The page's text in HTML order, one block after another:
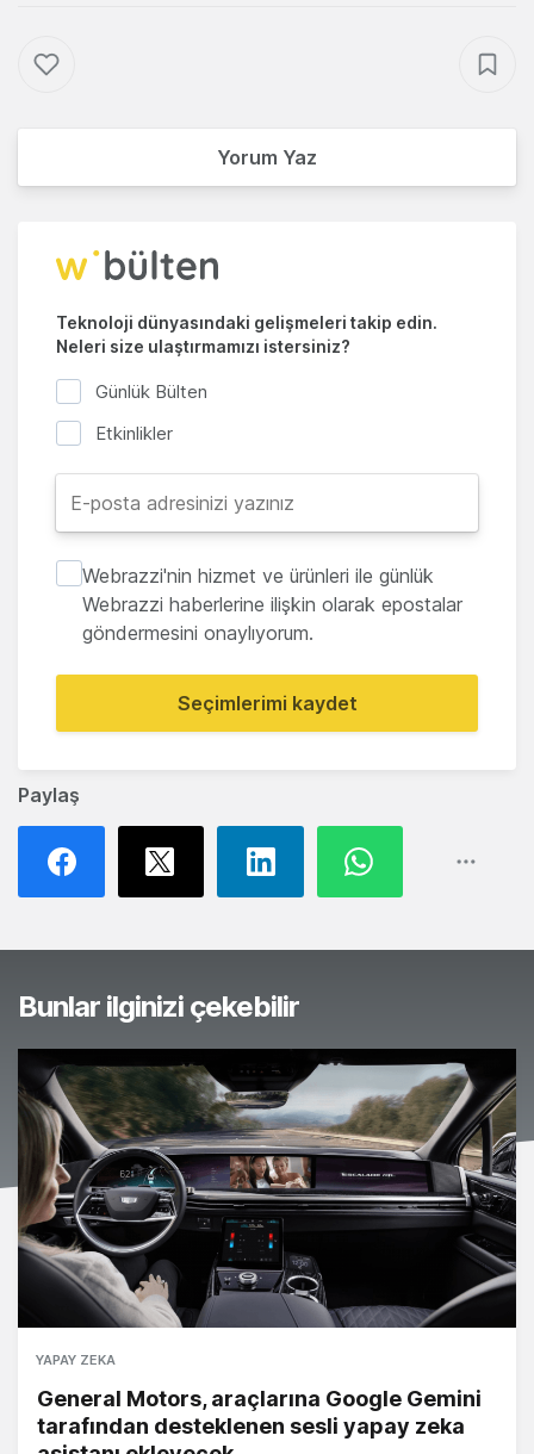
Paylaş
Yorum Yaz
Teknoloji dünyasındaki gelişmeleri takip edin.
Neleri size ulaştırmamızı istersiniz?
Günlük Bülten
Etkinlikler
Webrazzi'nin hizmet ve ürünleri ile günlük
Webrazzi haberlerine ilişkin olarak epostalar
göndermesini onaylıyorum.
Seçimlerimi kaydet
Bunlar ilginizi çekebilir
YAPAY ZEKA
General Motors, araçlarına Google Gemini
tarafından desteklenen sesli yapay zeka